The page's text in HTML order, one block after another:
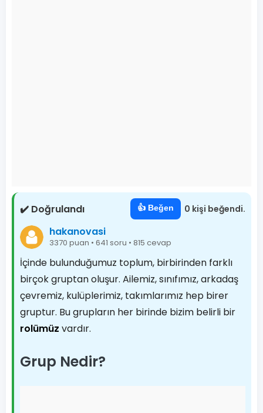
✔️ Doğrulandı 👍 Beğen 0 kişi beğendi.
hakanovasi
3370 puan • 641 soru • 815 cevap
İçinde bulunduğumuz toplum, birbirinden farklı
birçok gruptan oluşur. Ailemiz, sınıfımız, arkadaş
çevremiz, kulüplerimiz, takımlarımız hep birer
gruptur. Bu grupların her birinde bizim belirli bir
rolümüz vardır.
Grup Nedir?